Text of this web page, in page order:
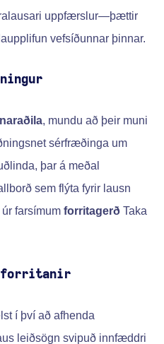
uppfærslur—þættir
vefsíðunnar þinnar.
, mundu að þeir muni
sérfræðinga um
þar á meðal
sem flýta fyrir lausn
farsímum forritagerð Taka
í því að afhenda
leiðsögn svipuð innfæddri